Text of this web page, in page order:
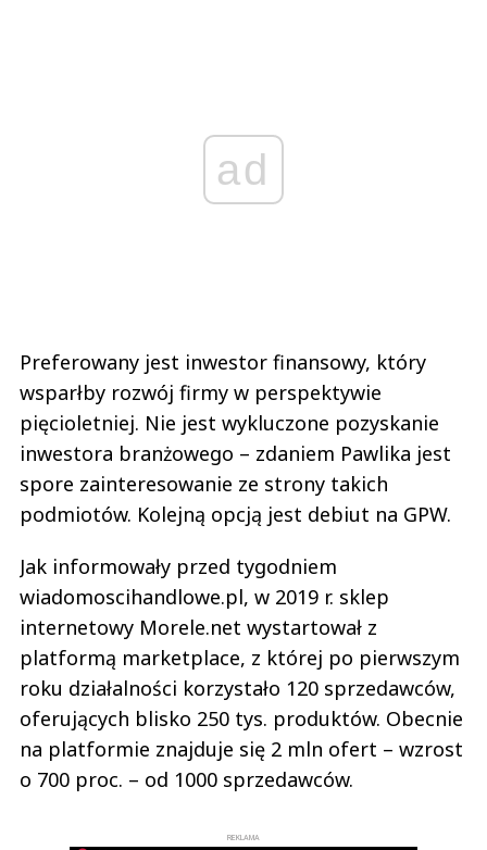
ad
Preferowany jest inwestor finansowy, który
wsparłby rozwój firmy w perspektywie
pięcioletniej. Nie jest wykluczone pozyskanie
inwestora branżowego – zdaniem Pawlika jest
spore zainteresowanie ze strony takich
podmiotów. Kolejną opcją jest debiut na GPW.
Jak informowały przed tygodniem
wiadomoscihandlowe.pl, w 2019 r. sklep
internetowy Morele.net wystartował z
platformą marketplace, z której po pierwszym
roku działalności korzystało 120 sprzedawców,
oferujących blisko 250 tys. produktów. Obecnie
na platformie znajduje się 2 mln ofert – wzrost
o 700 proc. – od 1000 sprzedawców.
REKLAMA